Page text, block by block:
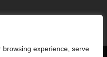
experience, serve